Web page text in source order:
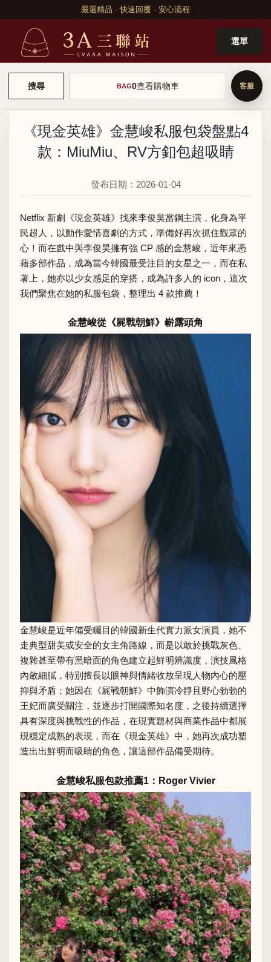
嚴選精品 · 快速回覆 · 安心流程
選單
搜尋 BAG0查看購物車
《現金英雄》金慧峻私服包袋盤點4
款：MiuMiu、RV方釦包超吸睛
發布日期：2026-01-04
Netflix 新劇《現金英雄》找來李俊昊當鋼主演 ，化身為平
民超人，以動作愛情喜劇的方式，準備好再次抓住觀眾的
心！而在戲中與李俊昊擁有強 CP 感的金慧峻，近年來憑
藉多部作品，成為當今韓國最受注目的女星之一，而在私
著上，她亦以少女感足的穿搭，成為許多人的 icon，這次
我們聚焦在她的私服包袋，整理出 4 款推薦！
金慧峻從《屍戰朝鮮》嶄露頭角
金慧峻是近年備受矚目的韓國新生代實力派女演員，她不
走典型甜美或安全的女主角路線，而是以敢於挑戰灰色、
複雜甚至帶有黑暗面的角色建立起鮮明辨識度，演技風格
內斂細膩，特別擅長以眼神與情緒收放呈現人物內心的壓
抑與矛盾；她因在《屍戰朝鮮》中飾演冷靜且野心勃勃的
王妃而廣受關注，並逐步打開國際知名度，之後持續選擇
具有深度與挑戰性的作品，在現實題材與商業作品中都展
現穩定成熟的表現，而在《現金英雄》中，她再次成功塑
造出出鮮明而吸睛的角色，讓這部作品備受期待。
金慧峻私服包款推薦1：Roger Vivier